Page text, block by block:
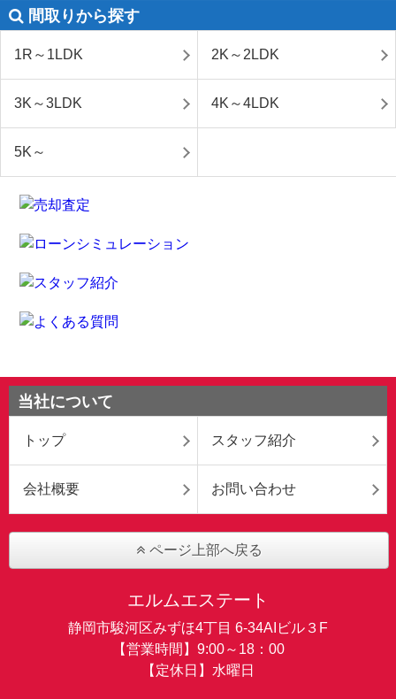
間取りから探す
1R～1LDK 2K～2LDK
3K～3LDK 4K～4LDK
5K～
当社について
トップ スタッフ紹介
会社概要 お問い合わせ
ページ上部へ戻る
エルムエステート
静岡市駿河区みずほ4丁目 6-34AIビル３F
【営業時間】9:00～18：00
【定休日】水曜日